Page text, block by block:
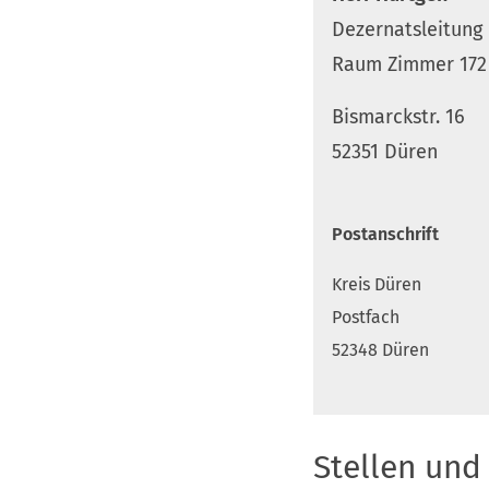
Dezernatsleitung
Raum Zimmer
Bismarckstr. 16
52351 Düren
Postanschrift
Kreis Düren
Postfach
52348 Düren
Stellen